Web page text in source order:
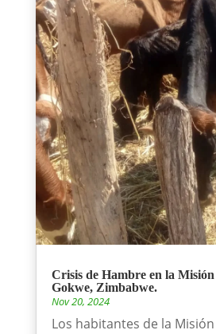
Crisis de Hambre en la
Gokwe, Zimbabwe.
Nov 20, 2024
Los habitantes de la